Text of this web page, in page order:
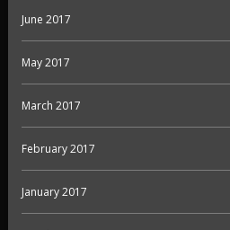
June 2017
May 2017
March 2017
February 2017
January 2017